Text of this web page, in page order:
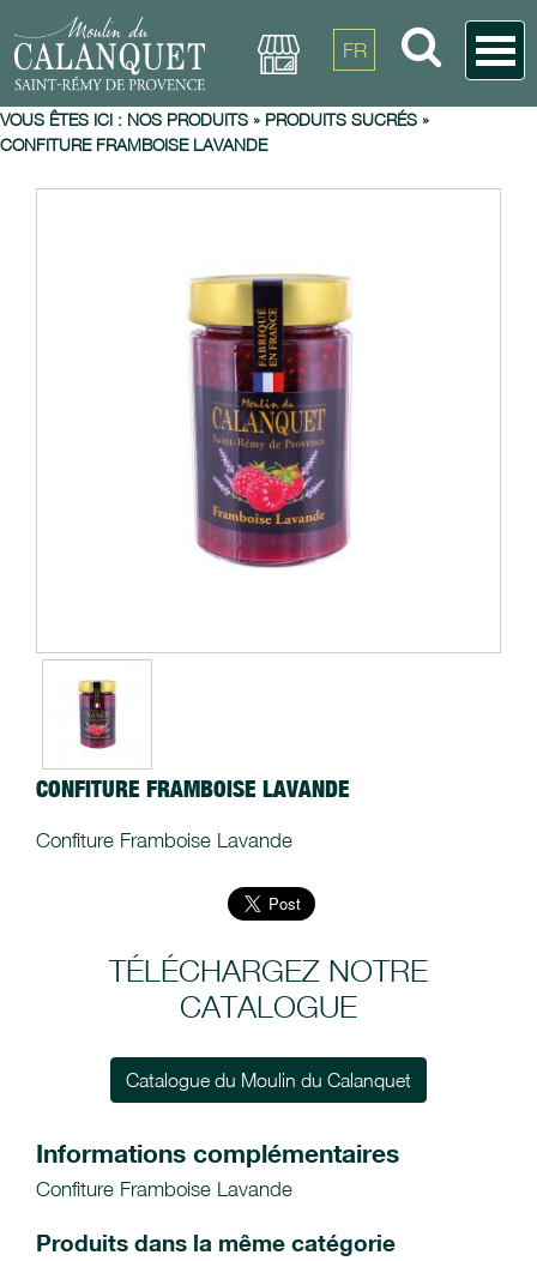
FR
VOUS ÊTES ICI : NOS PRODUITS » PRODUITS SUCRÉS »
CONFITURE FRAMBOISE LAVANDE
CONFITURE FRAMBOISE LAVANDE
Confiture Framboise Lavande
TÉLÉCHARGEZ NOTRE
CATALOGUE
Catalogue du Moulin du Calanquet
Informations complémentaires
Confiture Framboise Lavande
Produits dans la même catégorie